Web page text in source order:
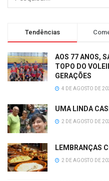
Tendências
AOS 77 ANOS,
TOPO DO
GERAÇÕES
4 DE AGOSTO DE
UMA LINDA
2 DE AGOSTO DE
LEMBRANÇAS
2 DE AGOSTO DE